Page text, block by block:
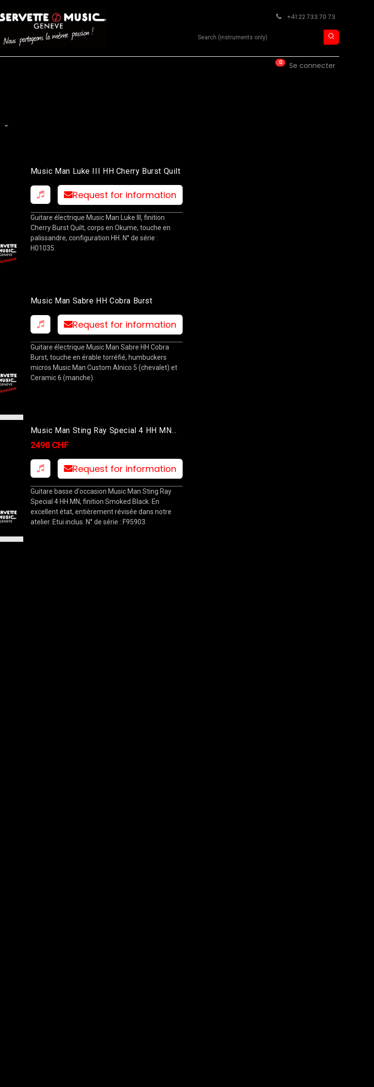
+41 22 733 70 73
Search product
0 Se connecter
Music Man Luke III HH Cherry Burst Quilt
Request for information
Guitare électrique Music Man Luke III, finition
Cherry Burst Quilt, corps en Okume, touche en
palissandre, configuration HH. N° de série :
H01035.
Music Man Sabre HH Cobra Burst
Request for information
Guitare électrique Music Man Sabre HH Cobra
Burst, touche en érable torréfié, humbuckers
micros Music Man Custom Alnico 5 (chevalet) et
Ceramic 6 (manche).
Music Man Sting Ray Special 4 HH MN
Smoked Black
2490 CHF
Request for information
Guitare basse d'occasion Music Man Sting Ray
Special 4 HH MN, finition Smoked Black. En
excellent état, entièrement révisée dans notre
atelier. Etui inclus. N° de série : F95903.